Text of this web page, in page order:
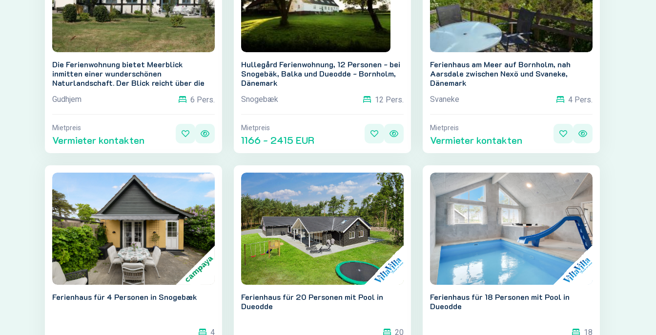
Die Ferienwohnung bietet Meerblick
inmitten einer wunderschönen
Naturlandschaft. Der Blick reicht über die
Hestestenene bei Gudhjem, mit Christiansø
Gudhjem 6 Pers.
Mietpreis
Vermieter kontakten
Hullegård Ferienwohnung, 12 Personen - bei
Snogebäk, Balka und Dueodde - Bornholm,
Dänemark
Snogebæk 12 Pers.
Mietpreis
1166 - 2415 EUR
Ferienhaus am Meer auf Bornholm, nah
Aarsdale zwischen Nexö und Svaneke,
Dänemark
Svaneke 4 Pers.
Mietpreis
Vermieter kontakten
Ferienhaus für 4 Personen in Snogebæk
4
Ferienhaus für 20 Personen mit Pool in
Dueodde
20
Ferienhaus für 18 Personen mit Pool in
Dueodde
18